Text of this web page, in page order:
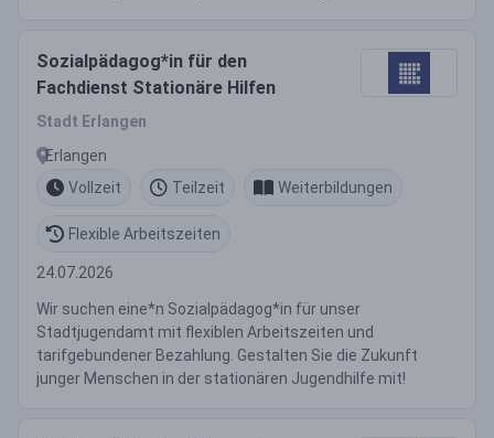
Sozialpädagog*in für den
Fachdienst Stationäre Hilfen
Stadt Erlangen
Erlangen
Vollzeit
Teilzeit Weiterbildungen
Flexible Arbeitszeiten
24.07.2026
Wir suchen eine*n Sozialpädagog*in für unser
Stadtjugendamt mit flexiblen Arbeitszeiten und
tarifgebundener Bezahlung. Gestalten Sie die Zukunft
junger Menschen in der stationären Jugendhilfe mit!